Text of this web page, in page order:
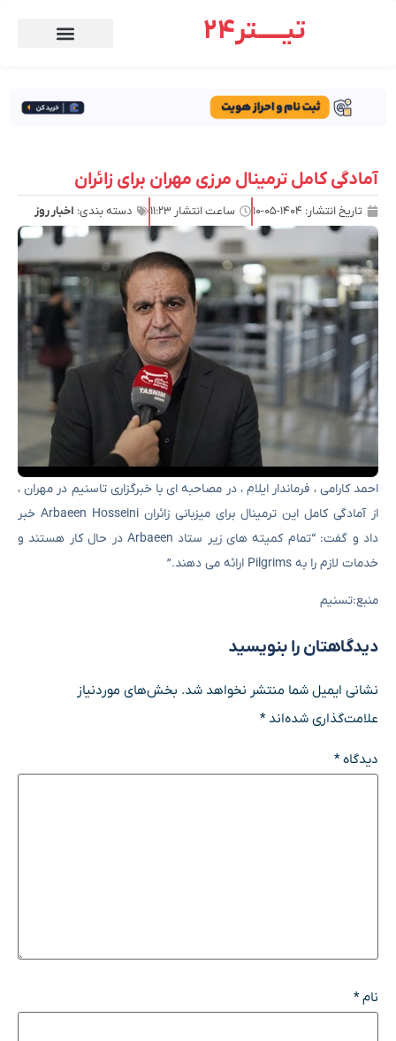
تیـــــتر24
آمادگی کامل ترمینال مرزی مهران برای زائران
تاریخ انتشار: ۱۴۰۴-۰۵-۱۰ ساعت انتشار ۱۱:۲۳ دسته بندی: اخبار روز
احمد کارامی ، فرماندار ایلام ، در مصاحبه ای با خبرگزاری تاسنیم در مهران ،
از آمادگی کامل این ترمینال برای میزبانی زائران Arbaeen Hosseini خبر
داد و گفت: “تمام کمیته های زیر ستاد Arbaeen در حال کار هستند و
خدمات لازم را به Pilgrims ارائه می دهند.”
منبع:تسنیم
دیدگاهتان را بنویسید
نشانی ایمیل شما منتشر نخواهد شد. بخش‌های موردنیاز
علامت‌گذاری شده‌اند*
دیدگاه*
نام*